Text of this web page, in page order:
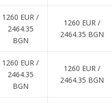
1260 EUR ∕
2464.35
BGN
1260 EUR ∕
2464.35 BGN
1260 EUR ∕
2464.35
BGN
1260 EUR ∕
2464.35 BGN